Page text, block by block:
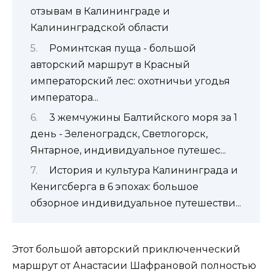
отзывам в Калининграде и
Калининградской области
Роминтская пуща - большой
авторский маршрут в Красный
императорский лес: охотничьи угодья
императора...
3 жемчужины Балтийского моря за 1
день - Зеленоградск, Светлогорск,
Янтарное, индивидуальное путешес...
История и культура Калининграда и
Кенигсберга в 6 эпохах: большое
обзорное индивидуальное путешестви...
Этот большой авторский приключенческий
маршрут от Анастасии Шафрановой полностью